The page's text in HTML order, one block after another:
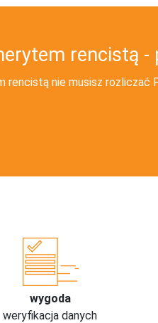
rencistą -
rencistą nie musisz rozliczać
wygoda
weryfikacja danych